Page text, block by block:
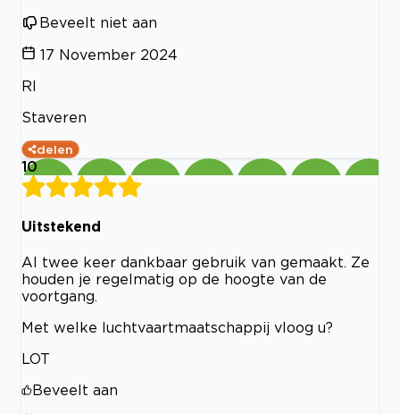
Beveelt niet aan
17 November 2024
Rl
Staveren
delen
10
Uitstekend
Al twee keer dankbaar gebruik van gemaakt. Ze
houden je regelmatig op de hoogte van de
voortgang.
Met welke luchtvaartmaatschappij vloog u?
LOT
Beveelt aan